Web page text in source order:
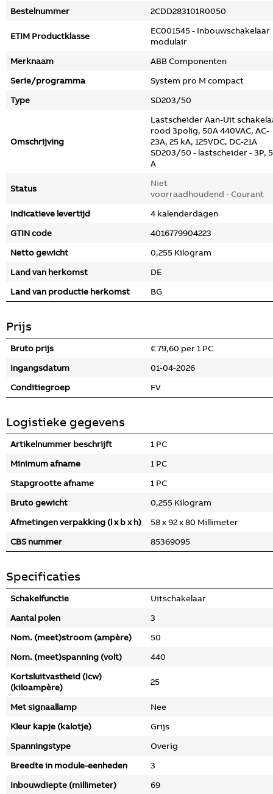
Bestelnummer
2CDD283101R0050
ETIM Productklasse
EC001545 - Inbouwschakelaar
modulair
Merknaam
ABB Componenten
Serie/programma
System pro M compact
Type
SD203/50
Omschrijving
Lastscheider Aan-Uit
rood 3polig, 50A 440VAC, AC-
23A, 25 kA, 125VDC, DC-21A
SD203/50 - lastscheider - 3P,
A
Status
Niet
voorraadhoudend - Courant
Indicatieve levertijd
4 kalenderdagen
GTIN code
4016779904223
Netto gewicht
0,255 Kilogram
Land van herkomst
DE
Land van productie herkomst
BG
Prijs
Bruto prijs
€ 79,60 per 1 PC
Ingangsdatum
01-04-2026
Conditiegroep
FV
Logistieke gegevens
Artikelnummer beschrijft
1 PC
Minimum afname
1 PC
Stapgrootte afname
1 PC
Bruto gewicht
0,255 Kilogram
Afmetingen verpakking (l x b x h)
58 x 92 x 80 Millimeter
CBS nummer
85369095
Specificaties
Schakelfunctie
Uitschakelaar
Aantal polen
3
Nom. (meet)stroom (ampère)
50
Nom. (meet)spanning (volt)
440
Kortsluitvastheid (Icw)
(kiloampère)
25
Met signaallamp
Nee
Kleur kapje (kalotje)
Grijs
Spanningstype
Overig
Breedte in module-eenheden
3
Inbouwdiepte (millimeter)
69